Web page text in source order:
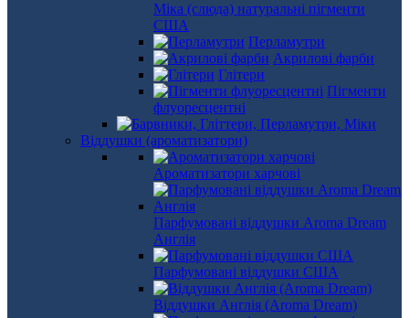
Міка (слюда) натуральні пігменти
США
Перламутри
Акрилові фарби
Глітери
Пігменти
флуоресцентні
Віддушки (ароматизатори)
Ароматизатори харчові
Парфумовані віддушки Aroma Dream
Англія
Парфумовані віддушки США
Віддушки Англія (Aroma Dream)